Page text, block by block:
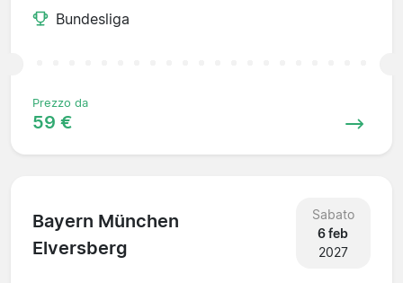
Bundesliga
Prezzo da
59 €
Bayern München
Elversberg
Sabato
6 feb
2027